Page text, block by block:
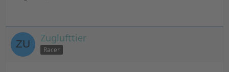
Zuglufttier
Racer